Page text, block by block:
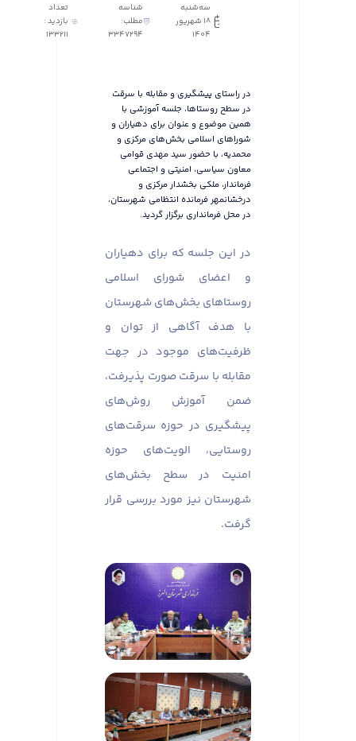
سه‌شنبه
18 شهریور
1404
شناسه
مطلب:
3347294
تعداد
بازدید :
133211
در راستای پیشگیری و مقابله با سرقت
در سطح روستاها، جلسه آموزشی با
همین موضوع و عنوان برای دهیاران و
شوراهای اسلامی بخش‌های مرکزی و
محمدیه، با حضور سید مهدی قوامی
معاون سیاسی، امنیتی و اجتماعی
فرماندار، ملکی بخشدار مرکزی و
درخشانمهر فرمانده انتظامی شهرستان،
در محل فرمانداری برگزار گردید.
در این جلسه که برای دهیاران
و اعضای شورای اسلامی
روستاهای بخش‌های شهرستان
با هدف آگاهی از توان و
ظرفیت‌های موجود در جهت
مقابله با سرقت صورت پذیرفت،
ضمن آموزش روش‌های
پیشگیری در حوزه سرقت‌های
روستایی، الویت‌های حوزه
امنیت در سطح بخش‌های
شهرستان نیز مورد بررسی قرار
گرفت.